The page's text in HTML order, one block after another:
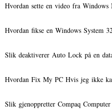
Hvordan sette en video fra
Hvordan fikse en Windows System
Slik deaktiverer Auto Lock på en
Hvordan Fix My PC Hvis jeg ikke
Slik gjenoppretter Compaq